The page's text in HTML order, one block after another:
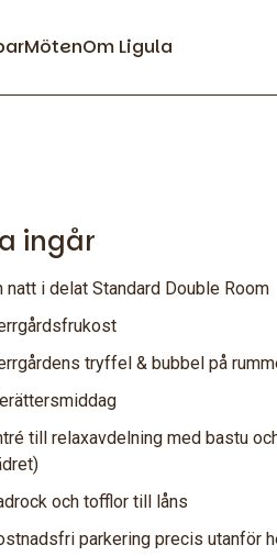
MötenOm Ligula
ingår
natt i delat Standard Double Room
tryffel & bubbel på
till relaxavdelning med bastu
och tofflor till låns
parkering precis utanför